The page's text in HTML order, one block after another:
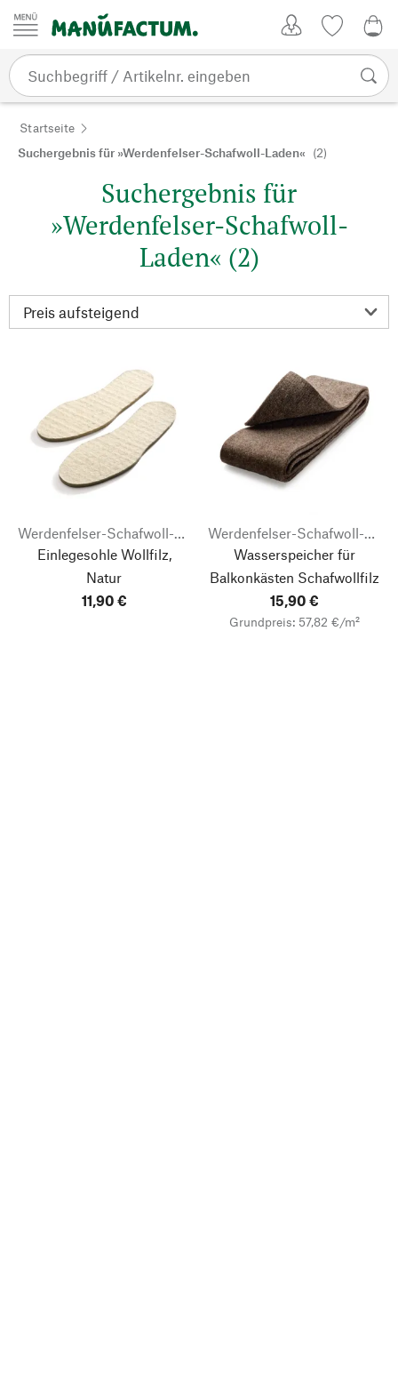
Zum Inhalt springen
Startseite
Suchergebnis für »Werdenfelser-Schafwoll-Laden« (2)
Suchergebnis für
»Werdenfelser-Schafwoll-
Laden« (2)
Werdenfelser-Schafwoll-Laden
Einlegesohle Wollfilz,
Natur
11,90 €
Werdenfelser-Schafwoll-Laden
Wasserspeicher für
Balkonkästen Schafwollfilz
15,90 €
Grundpreis: 57,82 €/m²